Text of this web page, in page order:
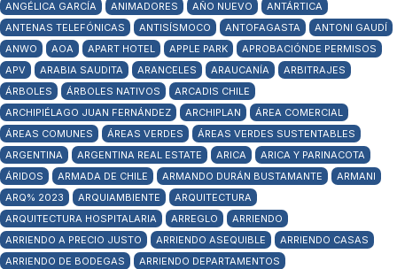
ANGÉLICA GARCÍA ANIMADORES AÑO NUEVO
ANTÁRTICA
ANTENAS TELEFÓNICAS
ANTISÍSMOCO ANTOFAGASTA
ANTONI GAUDÍ
ANWO
AOA APART HOTEL APPLE PARK
APROBACIÓNDE PERMISOS
APV
ARABIA SAUDITA ARANCELES ARAUCANÍA
ARBITRAJES
ÁRBOLES
ÁRBOLES NATIVOS
ARCADIS CHILE
ARCHIPIÉLAGO JUAN FERNÁNDEZ
ARCHIPLAN
ÁREA COMERCIAL
ÁREAS COMUNES
ÁREAS VERDES
ÁREAS VERDES SUSTENTABLES
ARGENTINA
ARGENTINA REAL ESTATE ARICA
ARICA Y PARINACOTA
ÁRIDOS
ARMADA DE CHILE ARMANDO DURÁN BUSTAMANTE
ARMANI
ARQ% 2023
ARQUIAMBIENTE
ARQUITECTURA
ARQUITECTURA HOSPITALARIA
ARREGLO
ARRIENDO
ARRIENDO A PRECIO JUSTO
ARRIENDO ASEQUIBLE
ARRIENDO CASAS
ARRIENDO DE BODEGAS
ARRIENDO DEPARTAMENTOS